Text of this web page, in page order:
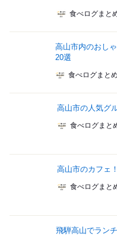
食べログまと
高山市内のおし
20選
食べログまと
高山市の人気グ
食べログまと
高山市のカフェ
食べログまと
飛騨高山でラン